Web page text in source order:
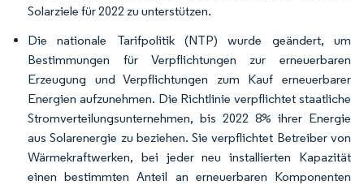
Solarziele für 2022 zu unterstützen.
Die nationale Tarifpolitik (NTP) wurde geändert, um
Bestimmungen für Verpflichtungen zur erneuerbaren
Erzeugung und Verpflichtungen zum Kauf erneuerbarer
Energien aufzunehmen. Die Richtlinie verpflichtet staatliche
Stromverteilungsunternehmen, bis 2022 8% ihrer Energie
aus Solarenergie zu beziehen. Sie verpflichtet Betreiber von
Wärmekraftwerken, bei jeder neu installierten Kapazität
einen bestimmten Anteil an erneuerbaren Komponenten